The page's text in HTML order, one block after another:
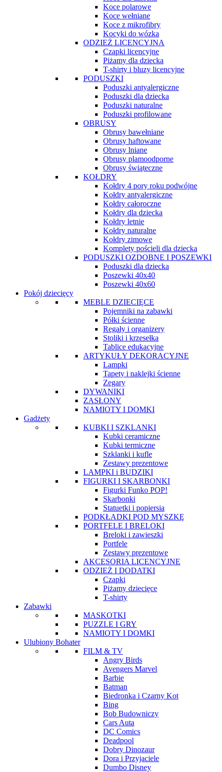
Koce polarowe
Koce wełniane
Koce z mikrofibry
Kocyki do wózka
ODZIEŻ LICENCYJNA
Czapki licencyjne
Piżamy dla dziecka
T-shirty i bluzy licencyjne
PODUSZKI
Poduszki antyalergiczne
Poduszki dla dziecka
Poduszki naturalne
Poduszki profilowane
OBRUSY
Obrusy bawełniane
Obrusy haftowane
Obrusy lniane
Obrusy plamoodporne
Obrusy świąteczne
KOŁDRY
Kołdry 4 pory roku podwójne
Kołdry antyalergiczne
Kołdry całoroczne
Kołdry dla dziecka
Kołdry letnie
Kołdry naturalne
Kołdry zimowe
Komplety pościeli dla dziecka
PODUSZKI OZDOBNE I POSZEWKI
Poduszki dla dziecka
Poszewki 40x40
Poszewki 40x60
Pokój dziecięcy
MEBLE DZIECIĘCE
Pojemniki na zabawki
Półki ścienne
Regały i organizery
Stoliki i krzesełka
Tablice edukacyjne
ARTYKUŁY DEKORACYJNE
Lampki
Tapety i naklejki ścienne
Zegary
DYWANIKI
ZASŁONY
NAMIOTY I DOMKI
Gadżety
KUBKI I SZKLANKI
Kubki ceramiczne
Kubki termiczne
Szklanki i kufle
Zestawy prezentowe
LAMPKI i BUDZIKI
FIGURKI I SKARBONKI
Figurki Funko POP!
Skarbonki
Statuetki i popiersia
PODKŁADKI POD MYSZKĘ
PORTFELE I BRELOKI
Breloki i zawieszki
Portfele
Zestawy prezentowe
AKCESORIA LICENCYJNE
ODZIEŻ I DODATKI
Czapki
Piżamy dziecięce
T-shirty
Zabawki
MASKOTKI
PUZZLE I GRY
NAMIOTY I DOMKI
Ulubiony Bohater
FILM & TV
Angry Birds
Avengers Marvel
Barbie
Batman
Biedronka i Czarny Kot
Bing
Bob Budowniczy
Cars Auta
DC Comics
Deadpool
Dobry Dinozaur
Dora i Przyjaciele
Dumbo Disney